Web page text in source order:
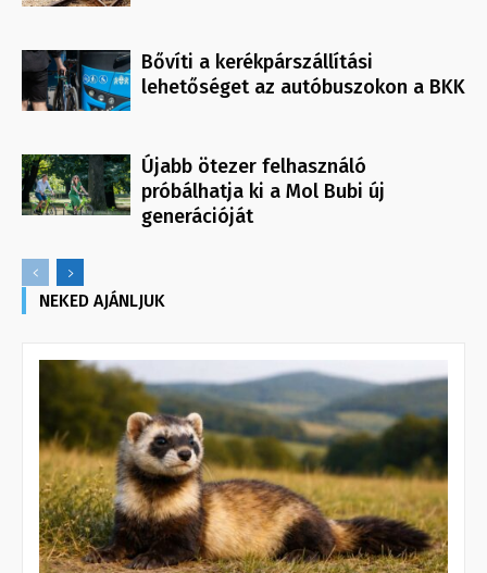
Bővíti a kerékpárszállítási
lehetőséget az autóbuszokon a BKK
Újabb ötezer felhasználó
próbálhatja ki a Mol Bubi új
generációját
NEKED AJÁNLJUK